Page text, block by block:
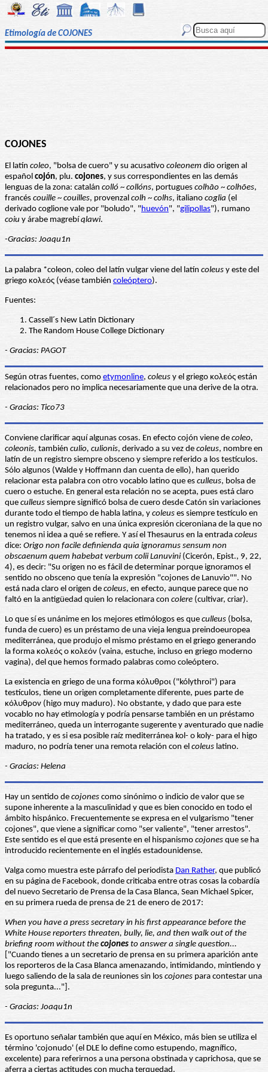
Etimología de COJONES
COJONES
El latín coleo, "bolsa de cuero" y su acusativo coleonem dio origen al
español cojón, plu. cojones, y sus correspondientes en las demás
lenguas de la zona: catalán colló ~ collóns, portugues colhão ~ colhões,
francés couille ~ couilles, provenzal colh ~ colhs, italiano coglia (el
derivado coglione vale por "boludo", "huevón", "gilipollas"), rumano
coiu y árabe magrebí qlawi.
-Gracias: Joaqu1n
La palabra *coleon, coleo del latín vulgar viene del latín coleus y este del
griego κολεός (véase también coleóptero).
Fuentes:
Cassell´s New Latin Dictionary
The Random House College Dictionary
- Gracias: PAGOT
Según otras fuentes, como etymonline, coleus y el griego κολεός están
relacionados pero no implica necesariamente que una derive de la otra.
- Gracias: Tico73
Conviene clarificar aquí algunas cosas. En efecto cojón viene de coleo,
coleonis, también culio, culionis, derivado a su vez de coleus, nombre en
latín de un registro siempre obsceno y siempre referido a los testículos.
Sólo algunos (Walde y Hoffmann dan cuenta de ello), han querido
relacionar esta palabra con otro vocablo latino que es culleus, bolsa de
cuero o estuche. En general esta relación no se acepta, pues está claro
que culleus siempre significó bolsa de cuero desde Catón sin variaciones
durante todo el tiempo de habla latina, y coleus es siempre testículo en
un registro vulgar, salvo en una única expresión ciceroniana de la que no
tenemos ni idea a qué se refiere. Y así el Thesaurus en la entrada coleus
dice: Origo non facile definienda quia ignoramus sensum non
obscaenum quem habebat verbum colii Lanuvini(Cicerón, Epist., 9, 22,
4), es decir: "Su origen no es fácil de determinar porque ignoramos el
sentido no obsceno que tenía la expresión "cojones de Lanuvio"". No
está nada claro el origen de coleus, en efecto, aunque parece que no
faltó en la antigüedad quien lo relacionara con colere (cultivar, criar).
Lo que sí es unánime en los mejores etimólogos es que culleus (bolsa,
funda de cuero) es un préstamo de una vieja lengua preindoeuropea
mediterránea, que produjo el mismo préstamo en el griego generando
la forma κολεός o κολεόν (vaina, estuche, incluso en griego moderno
vagina), del que hemos formado palabras como coleóptero.
La existencia en griego de una forma κόλυθροι ("kólythroi") para
testículos, tiene un origen completamente diferente, pues parte de
κόλυθρον (higo muy maduro). No obstante, y dado que para este
vocablo no hay etimología y podría pensarse también en un préstamo
mediterráneo, queda un interrogante sugerente y aventurado que nadie
ha tratado, y es si esa posible raíz mediterránea kol- o koly- para el higo
maduro, no podría tener una remota relación con el coleus latino.
- Gracias: Helena
Hay un sentido de cojones como sinónimo o indicio de valor que se
supone inherente a la masculinidad y que es bien conocido en todo el
ámbito hispánico. Frecuentemente se expresa en el vulgarismo "tener
cojones", que viene a significar como "ser valiente", "tener arrestos".
Este sentido es el que está presente en el hispanismo cojones que se ha
introducido recientemente en el inglés estadounidense.
Valga como muestra este párrafo del periodista Dan Rather, que publicó
en su página de Facebook, donde criticaba entre otras cosas la cobardía
del nuevo Secretario de Prensa de la Casa Blanca, Sean Michael Spicer,
en su primera rueda de prensa de 21 de enero de 2017:
When you have a press secretary in his first appearance before the
White House reporters threaten, bully, lie, and then walk out of the
briefing room without the cojones to answer a single question...
["Cuando tienes a un secretario de prensa en su primera aparición ante
los reporteros de la Casa Blanca amenazando, intimidando, mintiendo y
luego saliendo de la sala de reuniones sin los cojones para contestar una
sola pregunta..."].
- Gracias: Joaqu1n
Es oportuno señalar también que aquí en México, más bien se utiliza el
término 'cojonudo' (el DLE lo define como estupendo, magnífico,
excelente) para referirnos a una persona obstinada y caprichosa, que se
aferra a ciertas actitudes con mucha terquedad.